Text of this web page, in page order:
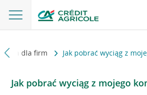
dla firm Jak pobrać wyciąg z
Jak pobrać wyciąg z mojego